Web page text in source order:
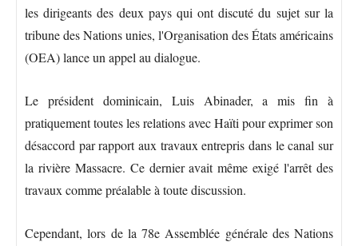
les dirigeants des deux pays qui ont discuté du sujet sur la
tribune des Nations unies, l'Organisation des États américains
(OEA) lance un appel au dialogue.
Le président dominicain, Luis Abinader, a mis fin à
pratiquement toutes les relations avec Haïti pour exprimer son
désaccord par rapport aux travaux entrepris dans le canal sur
la rivière Massacre. Ce dernier avait même exigé l'arrêt des
travaux comme préalable à toute discussion.
Cependant, lors de la 78e Assemblée générale des Nations